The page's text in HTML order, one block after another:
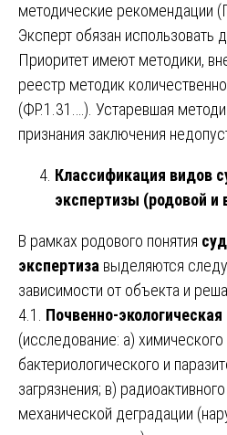
методические
Эксперт обязан использовать
Приоритет имеют методики,
реестр методик
(ФР.1.31.…). Устаревшая
признания заключения
Классификация видов
экспертизы (родовой и
В рамках родового понятия
экспертиза выделяются
зависимости от объекта и
4.1. Почвенно-экологическая
(исследование: а) химического
бактериологического и
загрязнения; в)
механической деградации